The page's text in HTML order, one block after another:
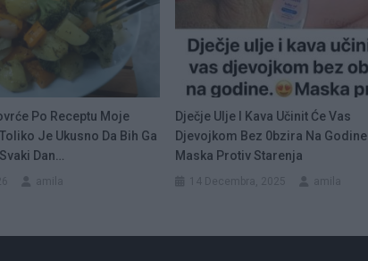
Po Receptu Moje
Je Ukusno Da Bih Ga
Dan…
Dječje Ulje I Kava Učinit Će Vas
Djevojkom Bez 0bzira Na Godine.
Maska Protiv Starenja